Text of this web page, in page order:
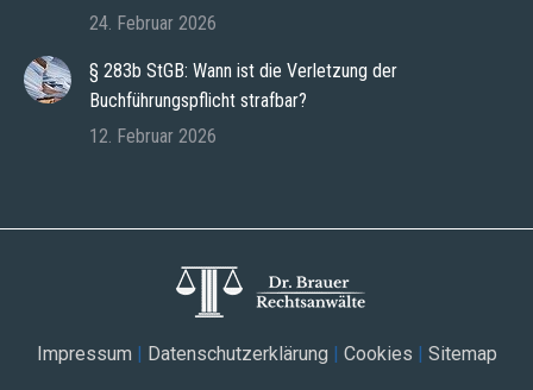
24. Februar 2026
§ 283b StGB: Wann ist die Verletzung der
Buchführungspflicht strafbar?
12. Februar 2026
Impressum | Datenschutzerklärung | Cookies | Sitemap